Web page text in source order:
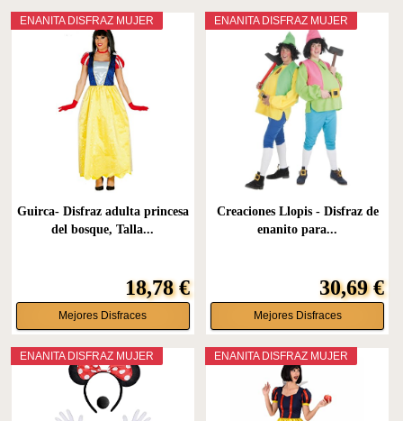
ENANITA DISFRAZ MUJER
Guirca- Disfraz adulta princesa
del bosque, Talla...
18,78 €
Mejores Disfraces
ENANITA DISFRAZ MUJER
Creaciones Llopis - Disfraz de
enanito para...
30,69 €
Mejores Disfraces
ENANITA DISFRAZ MUJER ENANITA DISFRAZ MUJER